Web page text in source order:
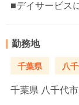
■デイサービス
勤務地
千葉県 八
千葉県 八千代